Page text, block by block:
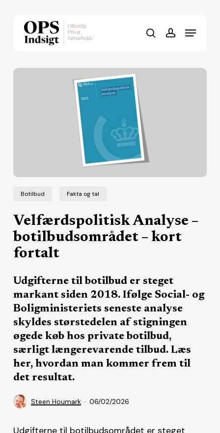
searchaccount
Menu
Botilbud Fakta og tal
Velfærdspolitisk Analyse –
botilbudsområdet – kort
fortalt
Udgifterne til botilbud er steget
markant siden 2018. Ifølge Social- og
Boligministeriets seneste analyse
skyldes størstedelen af stigningen
øgede køb hos private botilbud,
særligt længerevarende tilbud. Læs
her, hvordan man kommer frem til
det resultat.
Steen Houmark 06/02/2026
Udgifterne til botilbudsområdet er steget
Close